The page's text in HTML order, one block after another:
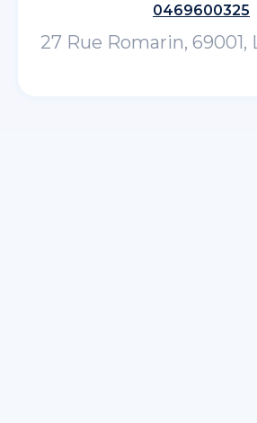
0469600325
27 Rue Romarin, 69001,